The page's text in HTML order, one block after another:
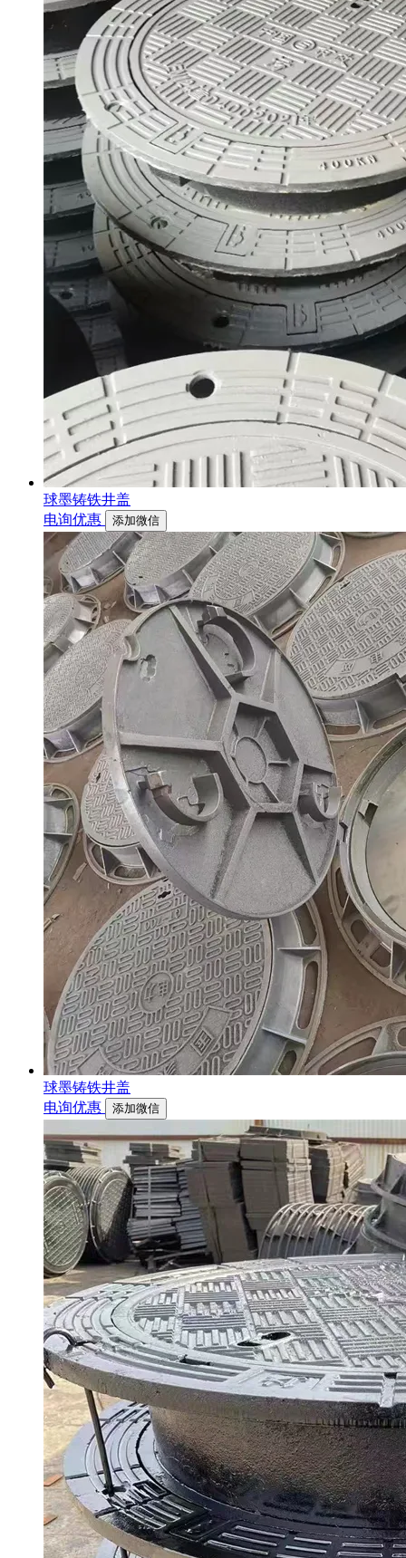
球墨铸铁井盖
电询优惠
添加微信
球墨铸铁井盖
电询优惠
添加微信